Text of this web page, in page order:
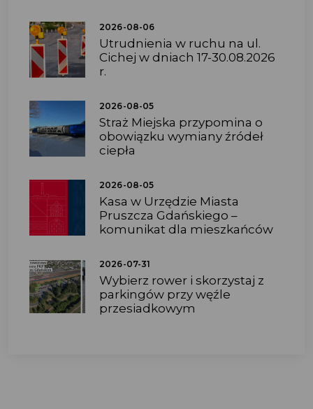
2026-08-06
Utrudnienia w ruchu na ul.
Cichej w dniach 17-30.08.2026
r.
2026-08-05
Straż Miejska przypomina o
obowiązku wymiany źródeł
ciepła
2026-08-05
Kasa w Urzędzie Miasta
Pruszcza Gdańskiego –
komunikat dla mieszkańców
2026-07-31
Wybierz rower i skorzystaj z
parkingów przy węźle
przesiadkowym